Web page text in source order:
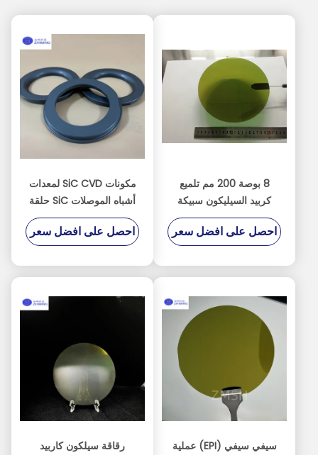
8 بوصة 200 مم تلميع
كربيد السيليكون سبيكة
الركيزة سيك رقاقة أشباه
الموصلات
احصل على افضل سعر
مكونات SiC CVD لمعدات
أشباه الموصلات SiC حلقة
SiC SiC الكترود الجاف
الحفر
احصل على افضل سعر
سيفي سيفي (EPI) عملية
رقاقة سيلكون كاربيد